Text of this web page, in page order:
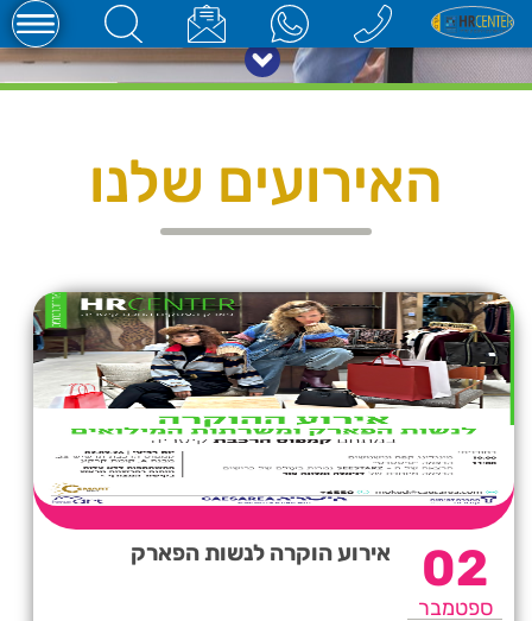
האירועים שלנו
02
ספטמבר
אירוע הוקרה לנשות הפארק